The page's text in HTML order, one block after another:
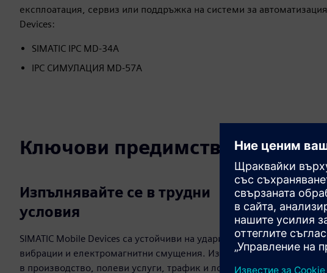
експлоатация, сервиз или поддръжка на системи за
Devices:
SIMATIC IPC MD-34A
IPC СИМУЛАЦИЯ MD-57A
Ключови предимства
Изпълнявайте се в трудни
условия
SIMATIC Mobile Devices са устойчиви на удари,
вибрации и електромагнитни смущения. Използване
в производство, полеви услуги, трафик и логистика,
MD 34A